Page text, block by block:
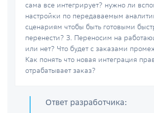
сама все интегрирует? нужно ли
настройки по передаваемым
сценариям чтобы быть готовыми
перенести? 3. Переносим на
или нет? Что будет с заказами
Как понять что новая интеграция
отрабатывает заказ?
Ответ разработчика: